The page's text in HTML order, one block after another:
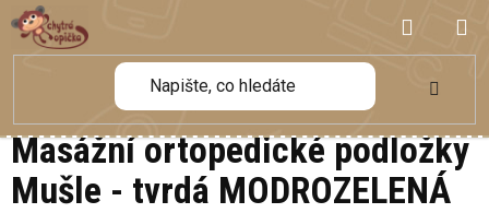
Přejít
na
obsah
KOŠÍK
Masážní ortopedické podložky
Mušle - tvrdá MODROZELENÁ